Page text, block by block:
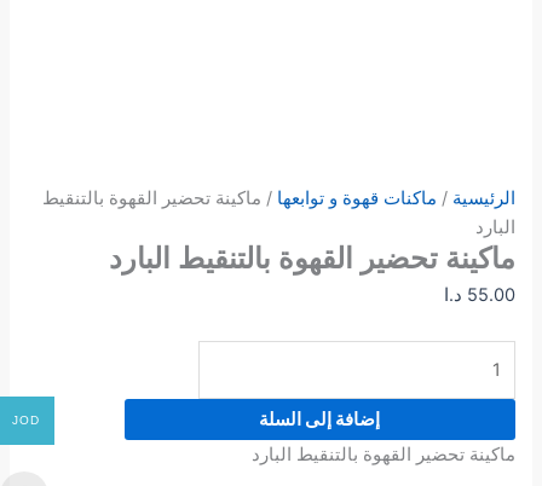
الرئيسية / ماكنات قهوة و توابعها / ماكينة تحضير القهوة بالتنقيط
البارد
ماكينة تحضير القهوة بالتنقيط البارد
55.00 د.ا
إضافة إلى السلة
ماكينة تحضير القهوة بالتنقيط البارد
JOD